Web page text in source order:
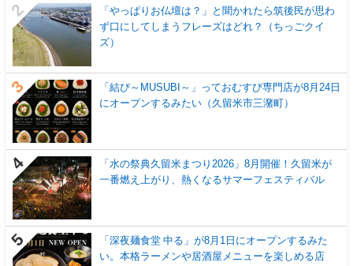
「やっぱりお仏壇は？」と聞かれたら筑後民が思わ
ず口にしてしまうフレーズはどれ？（ちっごクイ
ズ）
「結び～MUSUBI～」っておむすび専門店が8月24日
にオープンするみたい（久留米市三潴町）
「水の祭典久留米まつり2026」8月開催！久留米が
一番燃え上がり、熱くなるサマーフェスティバル
「深夜麺食堂 中る」が8月1日にオープンするみた
い。本格ラーメンや居酒屋メニューを楽しめる店